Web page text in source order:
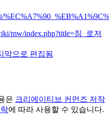
mw/index.php?title=짐_로저
막으로 편집됨
은 크리에이티브 커먼즈 저작
에 따라 사용할 수 있습니다.